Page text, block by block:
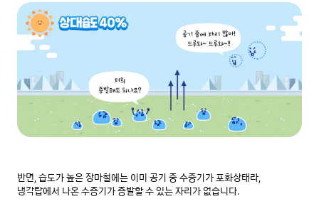
반면, 습도가 높은 장마철에는 이미 공기 중 수증기가 포화상태라,
냉각탑에서 나온 수증기가 증발할 수 있는 자리가 없습니다.